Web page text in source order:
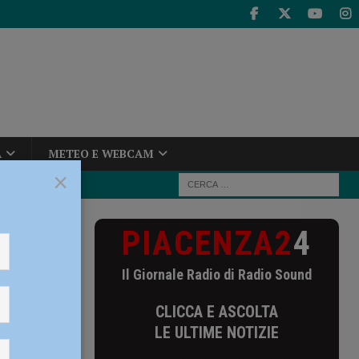
METEO E WEBCAM
in
in
PIACENZA24
Il Giornale Radio di Radio Sound
CLICCA E ASCOLTA
LE ULTIME NOTIZIE
×